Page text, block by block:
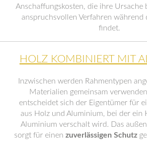
Anschaffungskosten, die ihre Ursache
anspruchsvollen Verfahren während
findet.
HOLZ KOMBINIERT MIT
Inzwischen werden Rahmentypen
Materialien gemeinsam
entscheidet sich der Eigentümer für
aus Holz und Aluminium, bei der ein
Aluminium verschalt wird. Das
sorgt für einen zuverlässigen Schutz